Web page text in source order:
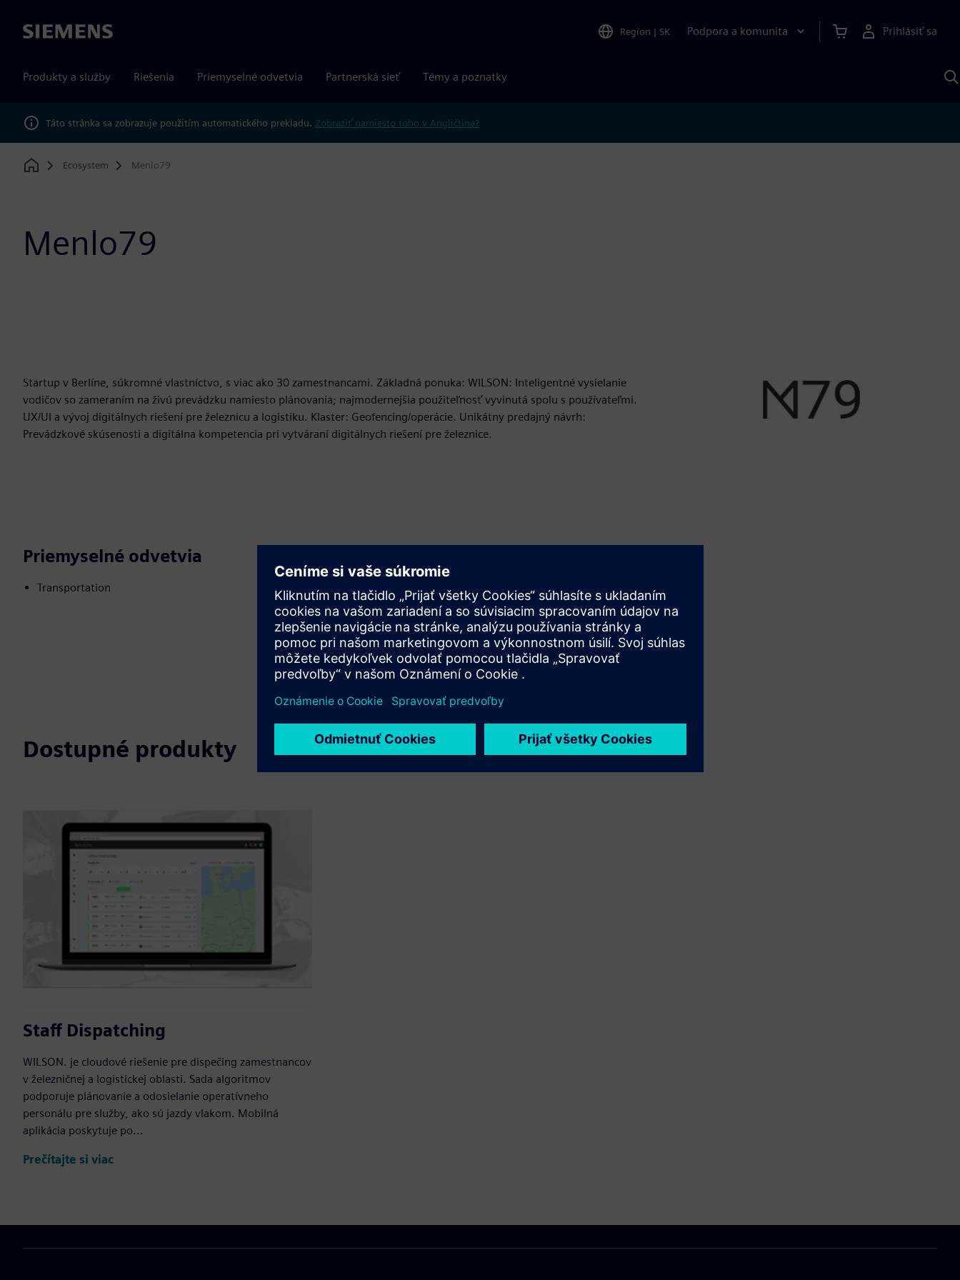
Siemens Region | SK Podpora a komunita Prihlásiť sa
Produkty a služby Riešenia Priemyselné odvetvia Partnerská sieť Témy a poznatky
Táto stránka sa zobrazuje použitím automatického prekladu. Zobraziť namiesto toho v Angličtine?
Home
Ecosystem Menlo79
Menlo79
Startup v Berlíne, súkromné vlastníctvo, s viac ako 30 zamestnancami. Základná ponuka: WILSON: Inteligentné vysielanie
vodičov so zameraním na živú prevádzku namiesto plánovania; najmodernejšia použiteľnosť vyvinutá spolu s používateľmi.
UX/UI a vývoj digitálnych riešení pre železnicu a logistiku. Klaster: Geofencing/operácie. Unikátny predajný návrh:
Prevádzkové skúsenosti a digitálna kompetencia pri vytváraní digitálnych riešení pre železnice.
Priemyselné odvetvia
Transportation
Build
Rozširuje alebo nadväzuje na produkt/riešenie Siemens
Xcelerator, vytvorením nového produktu, alebo vytvára
nové zákaznícke riešenie integráciou produktu Siemens
Xcelerator a vlastného produktu
Dostupné produkty
Staff Dispatching
WILSON. je cloudové riešenie pre dispečing zamestnancov
v železničnej a logistickej oblasti. Sada algoritmov
podporuje plánovanie a odosielanie operatívneho
personálu pre služby, ako sú jazdy vlakom. Mobilná
aplikácia poskytuje po...
Prečítajte si viac